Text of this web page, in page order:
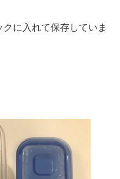
に入れて保存していま